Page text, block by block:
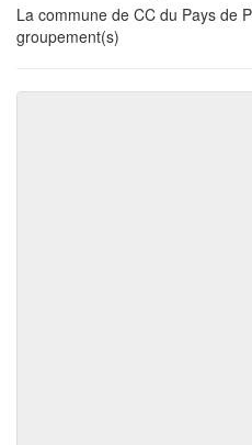
La commune de CC du Pays de
groupement(s)